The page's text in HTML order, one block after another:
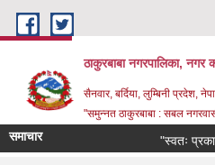
Skip to main content
ठाकुरबाबा नगरपालिका, नगर
सैनवार, बर्दिया, लुम्बिनी प्रदेश,
"समुन्‍नत ठाकुरबाबा : सबल
समाचार "स्वतः